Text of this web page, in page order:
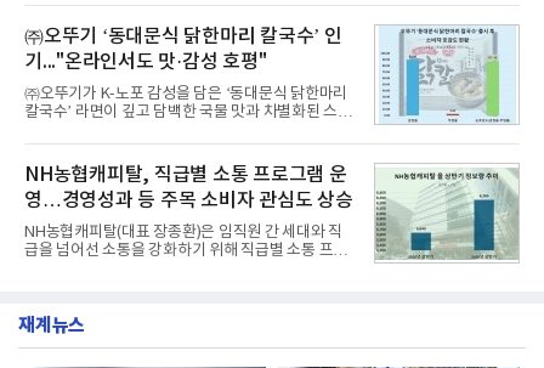
수력원자력, 한국석
떼는 6년 만에 선보이는 8세대 완전변경 모델로, ▲정
교한 선과 면을 중심으로 완성한 파격적인 디자인 ▲
과거 중형 세단 수준으로 확대된 차체 제원 ▲글로벌
최고 수준의 안전성 ▲성능과 효율을 동시에 높인 주
행 완성도 ▲첨단 편의 및 디지털 사양 적용 등을 통해
글로벌 준중형 세단의 새로운 기준을 세웠다.아반떼
는 가솔린 2.0과 1.6 하이브리드 두 가지 파워트레인
넘
㈜오뚜기 ‘동대문식 닭한마리 칼국수’ 인
기..."온라인서도 맛·감성 호평"
㈜오뚜기가 K-노포 감성을 담은 ‘동대문식 닭한마리
칼국수’ 라면이 깊고 담백한 국물 맛과 차별화된 스토
혔다.‘동대문식 닭한마리 칼국수’는 예상을 뛰어넘는
소비자 호응에 힘입어 지난 7월 13일 첫 선을 보인 지
단 18일 만에 누적 판매량 50만 개를 돌파하는 성과를
거두었다.이번 신제품은 개발진이 전국의 닭한마리
전문점을 직접 찾아 다니며 최적의 육수 비율을 완성
했다. 자극적이지 않으면서도 깊은 닭육수에 마늘의
개운한 풍미를 더했으며, 국물이 잘 배어들면서도 쫄
서도
NH농협캐피탈, 직급별 소통 프로그램 운
영…경영성과 등 주목 소비자 관심도 상승
NH농협캐피탈(대표 장종환)은 임직원 간 세대와 직
급을 넘어선 소통을 강화하기 위해 직급별 소통 프로
영지원부 홍보팀과 2026년 새로이(e)＊가 공동 주관
재계뉴스